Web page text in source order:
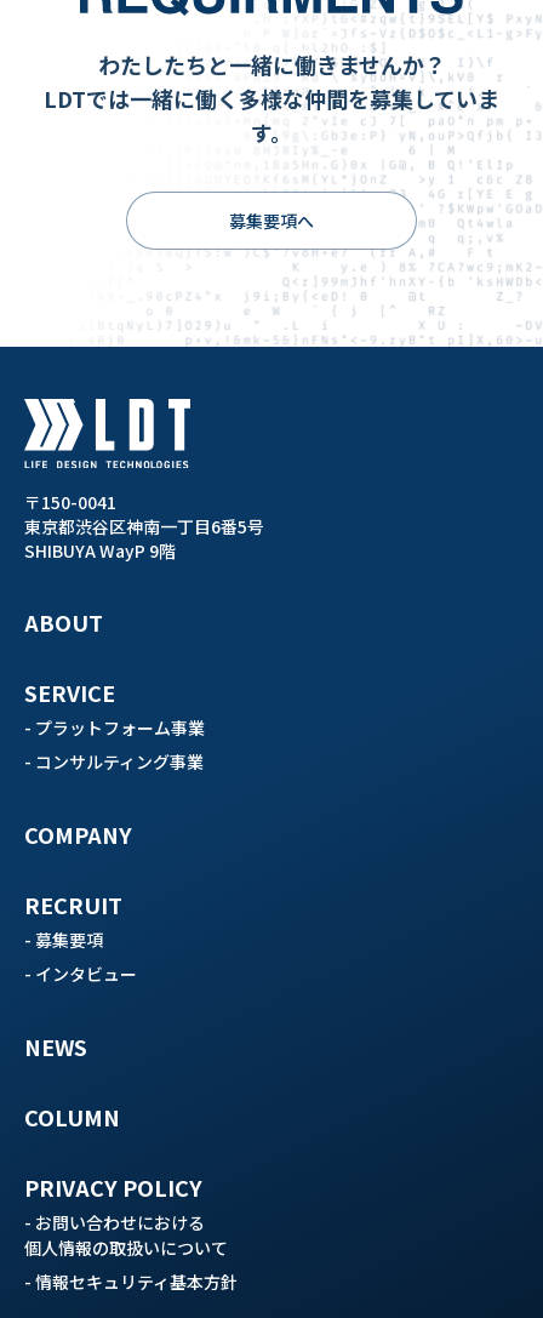
わたしたちと一緒に働きませんか？
LDTでは一緒に働く多様な仲間を募集していま
す。
募集要項へ
〒150-0041
東京都渋谷区神南一丁目6番5号
SHIBUYA WayP 9階
ABOUT
SERVICE
- プラットフォーム事業
- コンサルティング事業
COMPANY
RECRUIT
- 募集要項
- インタビュー
NEWS
COLUMN
PRIVACY POLICY
- お問い合わせにおける
個人情報の取扱いについて
- 情報セキュリティ基本方針